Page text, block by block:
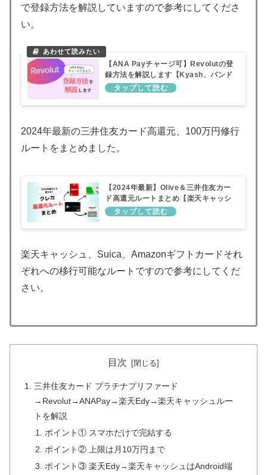
で登録方法を解説していますので参考にしてくださ
い。
【ANA Payチャージ可】Revolutの登
録方法を解説します【Kyash、バンド
ルカード代替】
2024年最新の三井住友カード高還元、100万円修行
ルートをまとめました。
【2024年最新】Olive＆三井住友カー
ド高還元ルートまとめ【楽天キャッシ
ュ、Suica、Amazonギフトカードル
楽天キャッシュ、Suica、Amazonギフトカードそれ
ぞれへの移行可能なルートですので参考にしてくだ
さい。
目次
三井住友カード プラチナプリファード
→Revolut→ANAPay→楽天Edy→楽天キャッシュルー
トを解説
ポイント① スマホだけで完結する
ポイント② 上限は月10万円まで
ポイント③ 楽天Edy→楽天キャッシュはAndroid端